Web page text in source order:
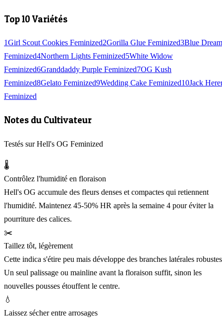
Top 10 Variétés
1Girl Scout Cookies Feminized2Gorilla Glue Feminized3Blue Dream
Feminized4Northern Lights Feminized5White Widow
Feminized6Granddaddy Purple Feminized7OG Kush
Feminized8Gelato Feminized9Wedding Cake Feminized10Jack
Feminized
Notes du Cultivateur
Testés sur Hell's OG Feminized
🌡️
Contrôlez l'humidité en floraison
Hell's OG accumule des fleurs denses et compactes qui retiennent
l'humidité. Maintenez 45-50% HR après la semaine 4 pour éviter la
pourriture des calices.
✂️
Taillez tôt, légèrement
Cette indica s'étire peu mais développe des branches latérales
Un seul palissage ou mainline avant la floraison suffit, sinon les
nouvelles pousses étouffent le centre.
💧
Laissez sécher entre arrosages